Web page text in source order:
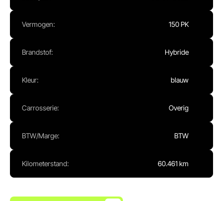
Vermogen: 150 PK
Brandstof: Hybride
Kleur: blauw
Carrosserie: Overig
BTW/Marge: BTW
Kilometerstand: 60.461 km